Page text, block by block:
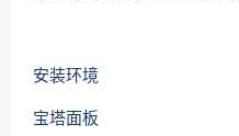
安装环境
宝塔面板